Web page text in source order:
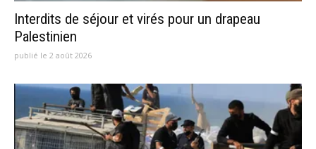
Interdits de séjour et virés pour un drapeau
Palestinien
publié le 2 août 2026